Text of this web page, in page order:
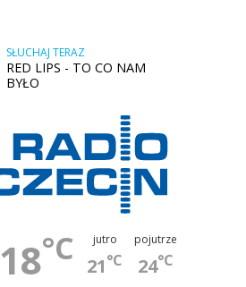
SŁUCHAJ TERAZ
RED LIPS - TO CO NAM
BYŁO
18°C jutro
21°C
pojutrze
24°C